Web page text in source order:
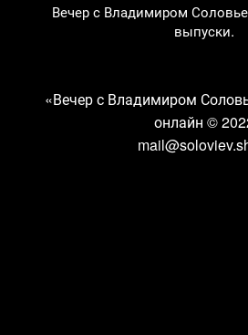
Вечер с Владимиром
выпуски.
«Вечер с Владимиром
онлайн ©